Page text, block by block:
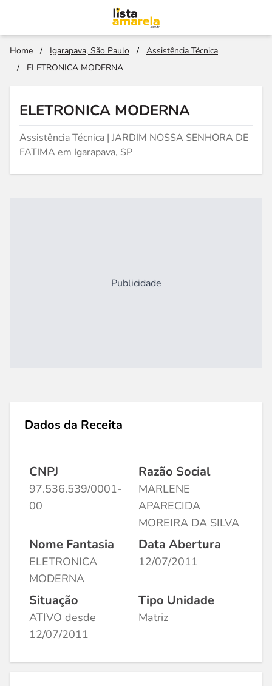
Home / Igarapava, São Paulo /
Assistência Técnica
/
ELETRONICA MODERNA
ELETRONICA MODERNA
Assistência Técnica | JARDIM NOSSA SENHORA DE
FATIMA em Igarapava, SP
Publicidade
Dados da Receita
CNPJ
97.536.539/0001-
00
Razão Social
MARLENE
APARECIDA
MOREIRA DA SILVA
Nome Fantasia
ELETRONICA
MODERNA
Data Abertura
12/07/2011
Situação
ATIVO desde
12/07/2011
Tipo Unidade
Matriz